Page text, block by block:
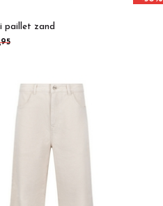
paillet zand